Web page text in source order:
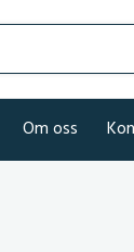
Om oss